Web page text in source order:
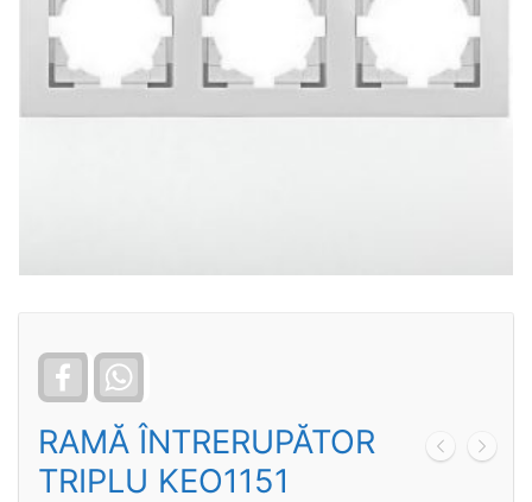
Facebook
RAMĂ ÎNTRERUPĂTOR
TRIPLU KEO1151